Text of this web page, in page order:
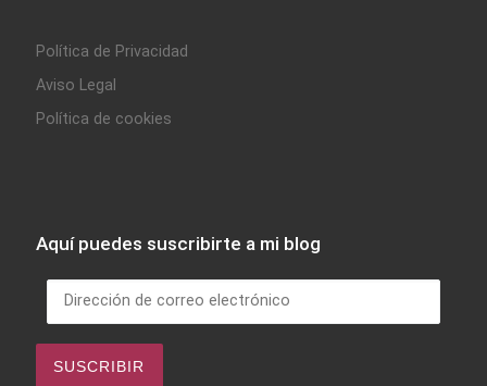
Política de Privacidad
Aviso Legal
Política de cookies
Aquí puedes suscribirte a mi blog
Dirección de correo electrónico
SUSCRIBIR